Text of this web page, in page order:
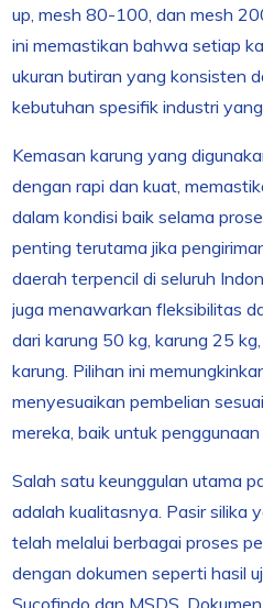
up, mesh 80-100, dan mesh
ini memastikan bahwa setiap
ukuran butiran yang konsisten
kebutuhan spesifik industri
Kemasan karung yang
dengan rapi dan kuat,
dalam kondisi baik selama
penting terutama jika
daerah terpencil di seluruh
juga menawarkan fleksibilitas
dari karung 50 kg, karung 25
karung. Pilihan ini
menyesuaikan pembelian
mereka, baik untuk
Salah satu keunggulan utama
adalah kualitasnya. Pasir silika
telah melalui berbagai proses
dengan dokumen seperti hasil